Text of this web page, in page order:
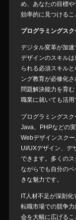
め、あなたの目標
効率的に見つけるこ
プログラミングス
デジタル変革が加
デザインのスキル
られる必須スキル
ング教育が必修化
問題解決能力を育
職業に就いても活用
プログラミングス
Java、PHPなどの
Webデザインスク
UI/UXデザイン、デ
できます。多くの
ながらでも自分の
きな魅力です。
IT人材不足が深刻化
転職市場での競争
会を大幅に広げるこ